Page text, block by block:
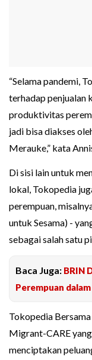
“Selama pandemi,
terhadap penjualan
produktivitas
jadi bisa diakses
Merauke,” kata
Di sisi lain untuk
lokal, Tokopedia
perempuan,
untuk Sesama) -
sebagai salah satu
Baca Juga: BRIN
Perempuan dalam
Tokopedia
Migrant-CARE
menciptakan